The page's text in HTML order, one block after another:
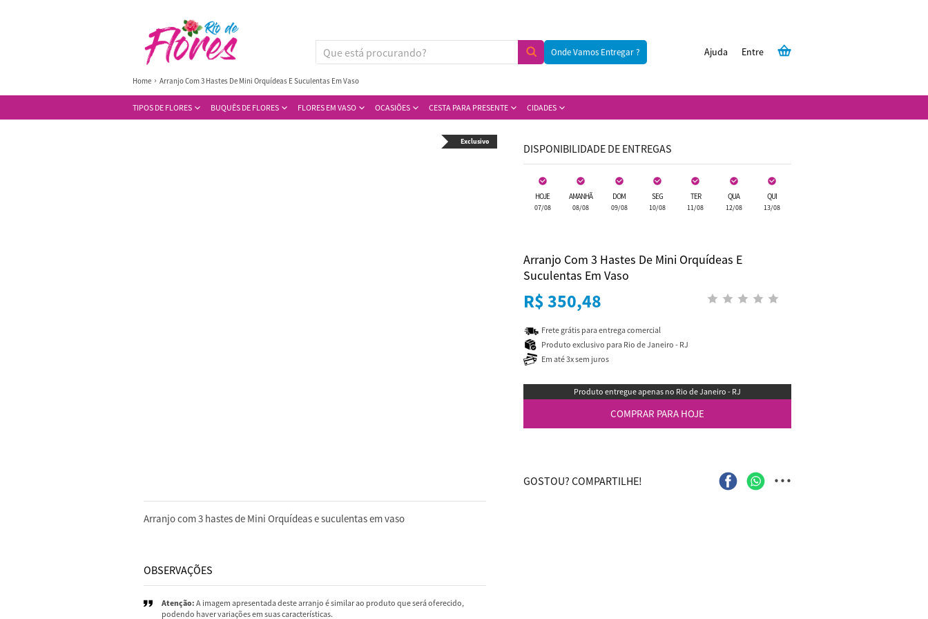
Onde Vamos Entregar ? Entre
Ajuda
TIPOS DE FLORES BUQUÊS DE FLORES FLORES EM VASO OCASIÕES CESTA PARA PRESENTE CIDADES
Home Arranjo Com 3 Hastes De Mini Orquídeas E Suculentas Em Vaso
Exclusivo
Arranjo com 3 hastes de Mini Orquídeas e suculentas em vaso
OBSERVAÇÕES
Atenção: A imagem apresentada deste arranjo é similar ao produto que será oferecido,
podendo haver variações em suas características.
DISPONIBILIDADE DE ENTREGAS
HOJE
07/08
AMANHÃ
08/08
DOM
09/08
SEG
10/08
TER
11/08
QUA
12/08
QUI
13/08
Arranjo Com 3 Hastes De Mini Orquídeas E
Suculentas Em Vaso
R$ 350,48
Frete grátis para entrega comercial
Produto exclusivo para Rio de Janeiro - RJ
Em até 3x sem juros
Produto entregue apenas no Rio de Janeiro - RJ
COMPRAR PARA HOJE
GOSTOU? COMPARTILHE! ...